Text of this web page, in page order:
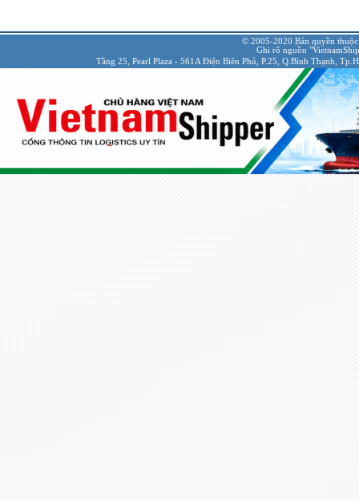
© 2005-2020 Bản quyền
Ghi rõ nguồn
Tầng 25, Pearl Plaza - 561A Điện Biên Phủ, P.25, Q.Bình Thạnh,